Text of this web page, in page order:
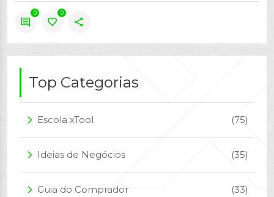
comment
0
favorite
0
share
Top Categorias
arrow_forward_ios Escola xTool (75)
arrow_forward_ios Ideias de Negócios (35)
arrow_forward_ios Guia do Comprador (33)